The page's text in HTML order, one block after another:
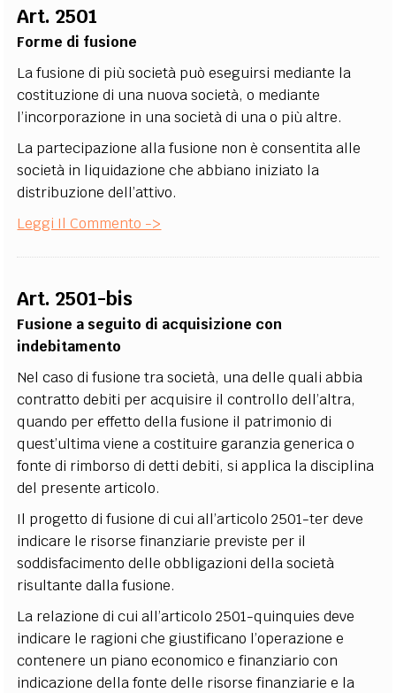
Art. 2501
Forme di fusione
La fusione di più società può eseguirsi mediante la
costituzione di una nuova società, o mediante
l’incorporazione in una società di una o più altre.
La partecipazione alla fusione non è consentita alle
società in liquidazione che abbiano iniziato la
distribuzione dell’attivo.
Leggi Il Commento ->
Art. 2501-bis
Fusione a seguito di acquisizione con
indebitamento
Nel caso di fusione tra società, una delle quali abbia
contratto debiti per acquisire il controllo dell’altra,
quando per effetto della fusione il patrimonio di
quest’ultima viene a costituire garanzia generica o
fonte di rimborso di detti debiti, si applica la disciplina
del presente articolo.
Il progetto di fusione di cui all’articolo 2501-ter deve
indicare le risorse finanziarie previste per il
soddisfacimento delle obbligazioni della società
risultante dalla fusione.
La relazione di cui all’articolo 2501-quinquies deve
indicare le ragioni che giustificano l’operazione e
contenere un piano economico e finanziario con
indicazione della fonte delle risorse finanziarie e la